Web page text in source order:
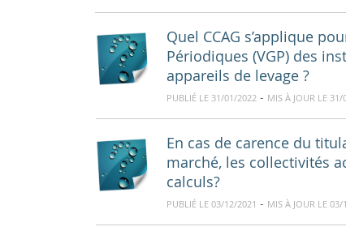
Quel CCAG s’applique
Périodiques (VGP) des
appareils de levage ?
PUBLIÉ LE 31/01/2022 - MIS À JOUR LE
En cas de carence du
marché, les collectivités
calculs?
PUBLIÉ LE 03/12/2021 - MIS À JOUR LE 03/